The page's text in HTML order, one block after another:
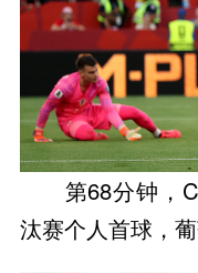
第68分钟，
汰赛个人首球，